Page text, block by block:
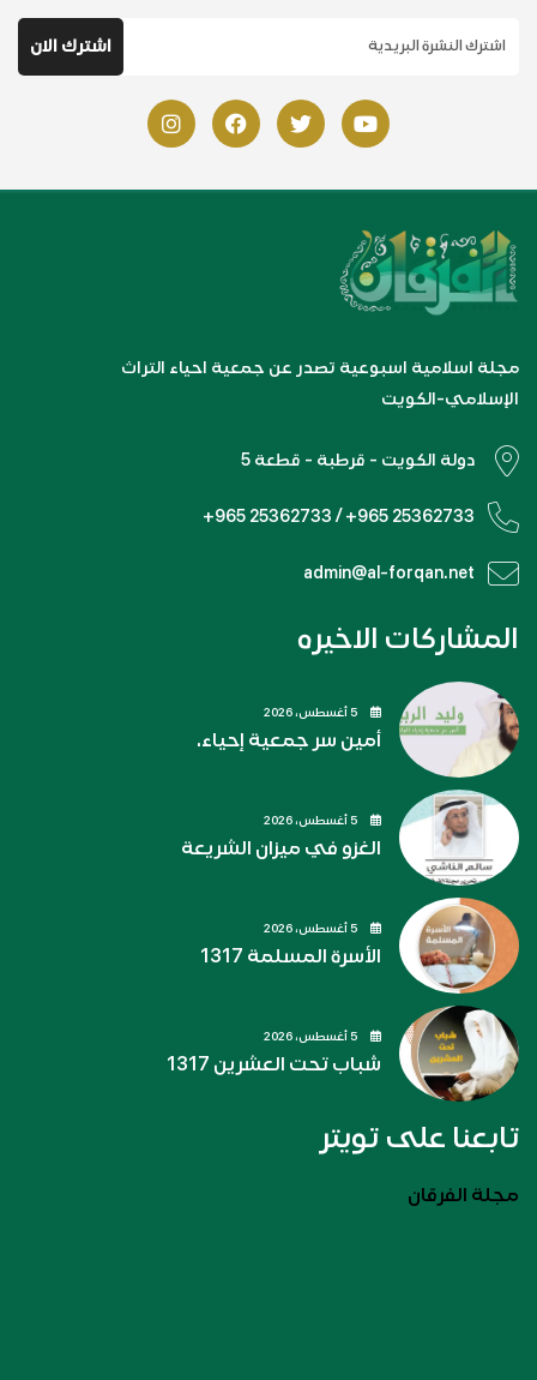
مجلة اسلامية اسبوعية تصدر عن جمعية احياء التراث
الإسلامي-الكويت
دولة الكويت - قرطبة - قطعة 5
+965 25362733 / +965 25362733
admin@al-forqan.net
المشاركات الاخيره
أمين سر جمعية إحياء.
الغزو في ميزان الشريعة
الأسرة المسلمة 1317
شباب تحت العشرين 1317
تابعنا على تويتر
مجلة الفرقان